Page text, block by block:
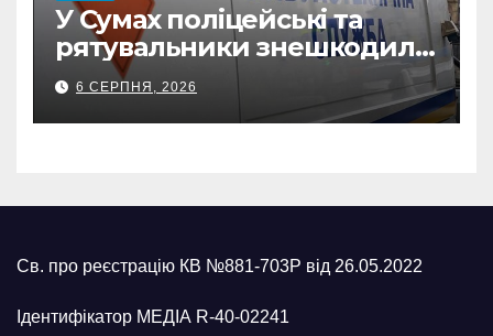
У Сумах поліцейські та
рятувальники знешкодили
500-кілограмову авіабомбу
росіян
6 СЕРПНЯ, 2026
Св. про реєстрацію КВ №881-703Р від 26.05.2022
Ідентифікатор МЕДІА R-40-02241